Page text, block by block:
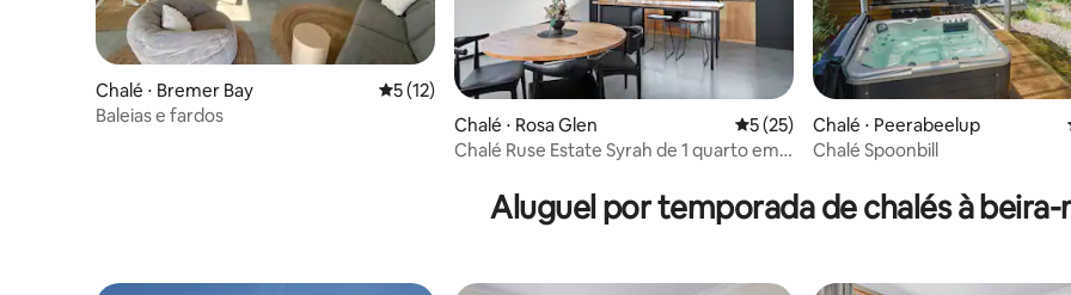
Chalé ⋅ Bremer Bay 5 de uma avaliação média de 5, 12 avaliações
5 (12)
Baleias e fardos
Chalé ⋅ Rosa Glen 5 de uma avaliação média de 5, 25
5 (25)
Chalé Ruse Estate Syrah de 1 quarto em
Chalé ⋅ Peerabeelup
Chalé Spoonbill
Aluguel por temporada de chalés à beira-